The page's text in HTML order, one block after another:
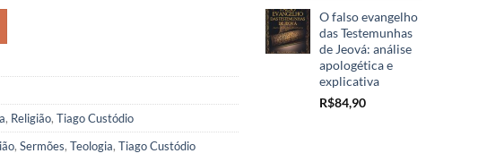
, Religião, Tiago Custódio
, Sermões, Teologia, Tiago Custódio
O falso evangelho
das Testemunhas
de Jeová: análise
apologética e
explicativa
R$84,90